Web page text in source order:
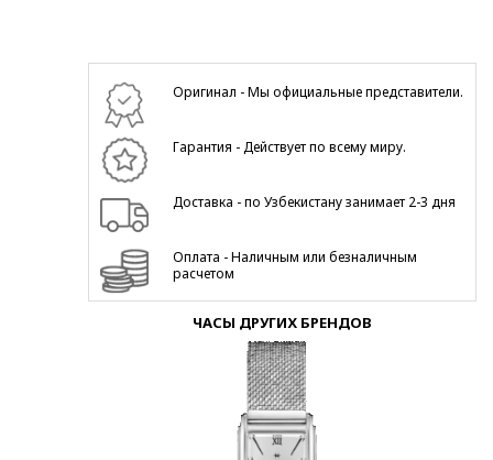
Оригинал - Мы официальные представители.
Гарантия - Действует по всему миру.
Доставка - по Узбекистану занимает 2-3 дня
Оплата - Наличным или безналичным
расчетом
ЧАСЫ ДРУГИХ БРЕНДОВ